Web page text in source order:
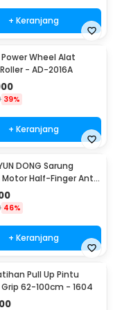
+ Keranjang
Power Wheel Alat
- AD-2016A
39%
+ Keranjang
DONG Sarung
Half-Finger Anti
Glove L - HWYD
46%
+ Keranjang
Pull Up Pintu
62-100cm - 1604